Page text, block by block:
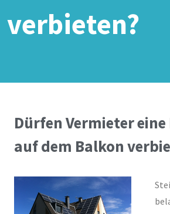
verbieten?
Dürfen Vermieter eine
auf dem Balkon